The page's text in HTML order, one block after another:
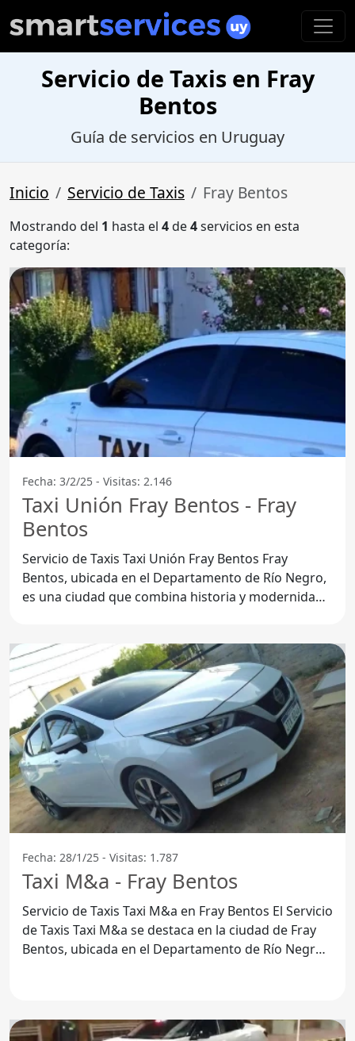
Servicio de Taxis en Fray
Bentos
Guía de servicios en Uruguay
Inicio Servicio de Taxis Fray Bentos
Mostrando del 1 hasta el 4de4servicios en esta
categoría:
Fecha: 3/2/25 - Visitas: 2.146
Taxi Unión Fray Bentos - Fray
Bentos
Servicio de Taxis Taxi Unión Fray Bentos Fray
Bentos, ubicada en el Departamento de Río Negro,
es una ciudad que combina historia y modernidad.
Fecha: 28/1/25 - Visitas: 1.787
Taxi M&a - Fray Bentos
Servicio de Taxis Taxi M&a en Fray Bentos El Servicio
de Taxis Taxi M&a se destaca en la ciudad de Fray
Bentos, ubicada en el Departamento de Río Negro.